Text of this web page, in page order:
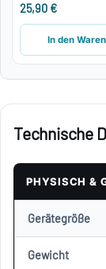
25,90 €
In den
Technische
PHYSISCH &
Gerätegröße
Gewicht